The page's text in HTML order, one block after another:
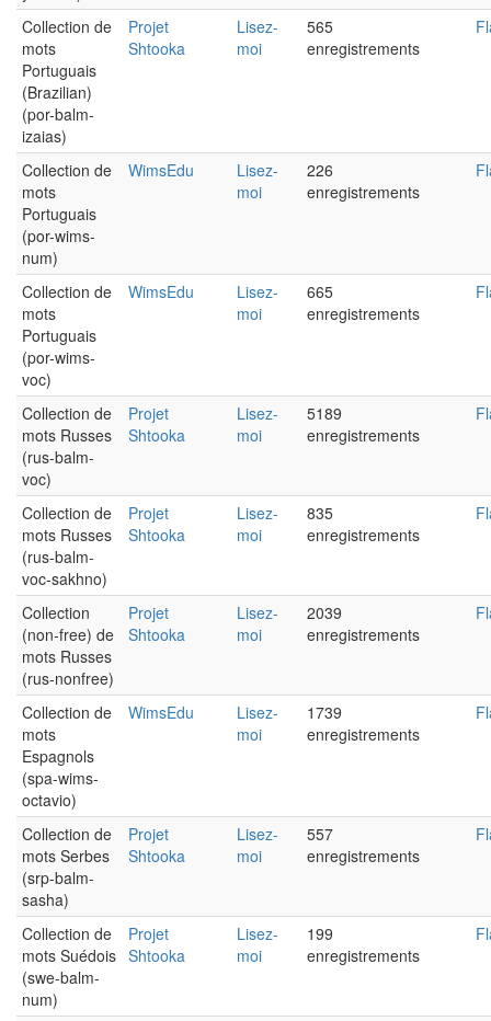
Collection de
mots
Portuguais
(Brazilian)
(por-balm-
izaias)
Projet
Shtooka
Lisez-
moi
565
enregistrements
Collection de
mots
Portuguais
(por-wims-
num)
WimsEdu
Lisez-
moi
226
enregistrements
Collection de
mots
Portuguais
(por-wims-
voc)
WimsEdu
Lisez-
moi
665
enregistrements
Collection de
mots Russes
(rus-balm-
voc)
Projet
Shtooka
Lisez-
moi
5189
enregistrements
Collection de
mots Russes
(rus-balm-
voc-sakhno)
Projet
Shtooka
Lisez-
moi
835
enregistrements
Collection
(non-free) de
mots Russes
(rus-nonfree)
Projet
Shtooka
Lisez-
moi
2039
enregistrements
Collection de
mots
Espagnols
(spa-wims-
octavio)
WimsEdu
Lisez-
moi
1739
enregistrements
Collection de
mots Serbes
(srp-balm-
sasha)
Projet
Shtooka
Lisez-
moi
557
enregistrements
Collection de
mots Suédois
(swe-balm-
num)
Projet
Shtooka
Lisez-
moi
199
enregistrements